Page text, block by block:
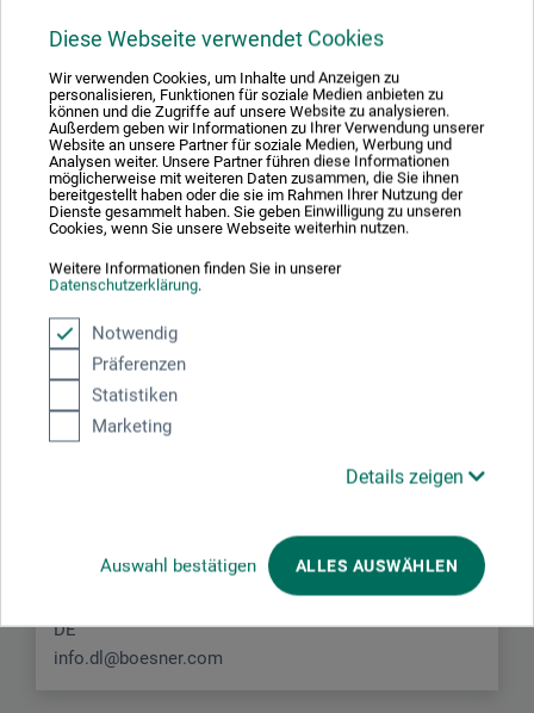
Diese Webseite verwendet Cookies
Wir verwenden Cookies, um Inhalte und Anzeigen zu
personalisieren, Funktionen für soziale Medien anbieten zu
können und die Zugriffe auf unsere Website zu analysieren.
Außerdem geben wir Informationen zu Ihrer Verwendung unserer
Website an unsere Partner für soziale Medien, Werbung und
Analysen weiter. Unsere Partner führen diese Informationen
möglicherweise mit weiteren Daten zusammen, die Sie ihnen
bereitgestellt haben oder die sie im Rahmen Ihrer Nutzung der
Dienste gesammelt haben. Sie geben Einwilligung zu unseren
Cookies, wenn Sie unsere Webseite weiterhin nutzen.
Weitere Informationen finden Sie in unserer
Datenschutzerklärung.
Notwendig
Präferenzen
Statistiken
Marketing
Details zeigen
Auswahl bestätigen ALLES AUSWÄHLEN
Produktbewertungen (0)
Schreiben Sie die erste Bewertung zu diesem Produkt
JETZT PRODUKT BEWERTEN
Hersteller-Kontakt
Hier finden Sie die Kontaktdaten des Herstellers zu
boesner GmbH distribution + logistics
Liegnitzer Str. 17
DE
info.dl@boesner.com